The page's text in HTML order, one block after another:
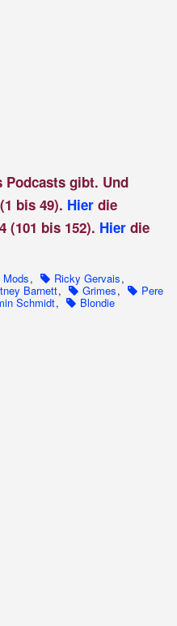
gibt. Und
bis 49). Hier die
(101 bis 152). Hier die
, Ricky Gervais,
Barnett, Grimes, Pere
Schmidt, Blondie